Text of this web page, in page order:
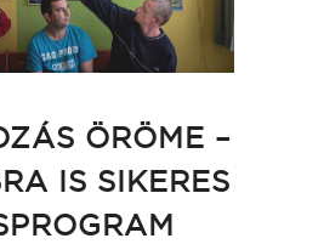
ÖRÖME –
IS SIKERES